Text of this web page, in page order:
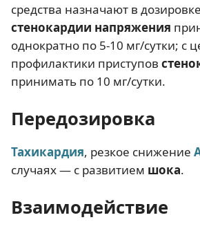
средства назначают в
стенокардии напряжения
однократно по 5-10 мг/сутки; с
профилактики приступов
принимать по 10 мг/сутки.
Передозировка
Тахикардия, резкое снижение
случаях — с развитием шока.
Взаимодействие